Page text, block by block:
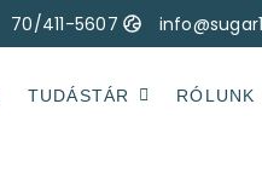
70/411-5607
TUDÁSTÁR RÓLUNK